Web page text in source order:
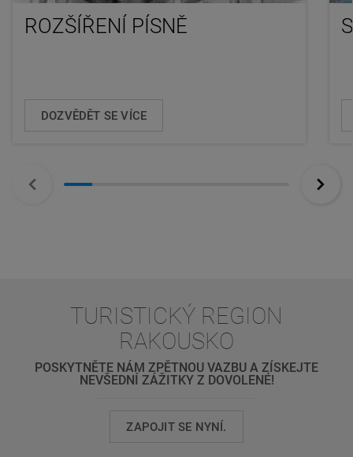
ROZŠÍŘENÍ PÍSNĚ
DOZVĚDĚT SE VÍCE
TURISTICKÝ REGION
RAKOUSKO
POSKYTNĚTE NÁM ZPĚTNOU VAZBU A ZÍSKEJTE
NEVŠEDNÍ ZÁŽITKY Z DOVOLENÉ!
ZAPOJIT SE NYNÍ.